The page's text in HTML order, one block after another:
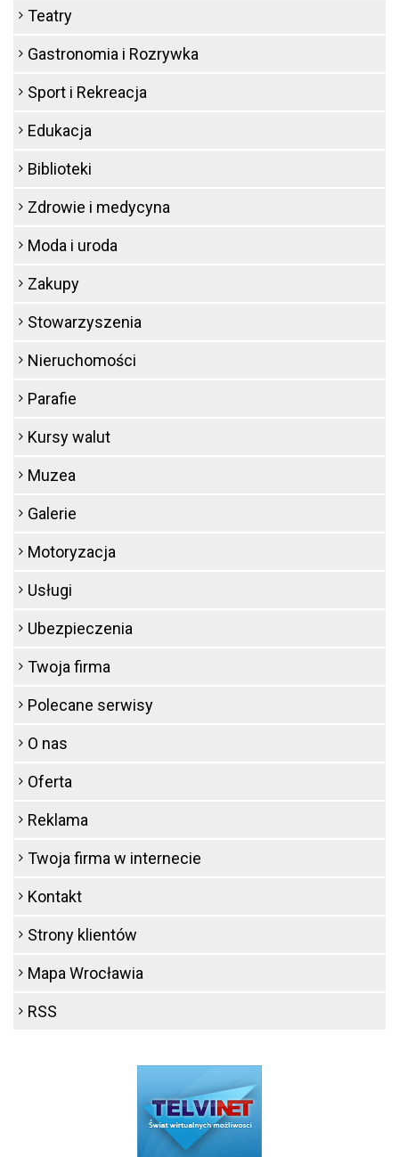
Teatry
Gastronomia i Rozrywka
Sport i Rekreacja
Edukacja
Biblioteki
Zdrowie i medycyna
Moda i uroda
Zakupy
Stowarzyszenia
Nieruchomości
Parafie
Kursy walut
Muzea
Galerie
Motoryzacja
Usługi
Ubezpieczenia
Twoja firma
Polecane serwisy
O nas
Oferta
Reklama
Twoja firma w internecie
Kontakt
Strony klientów
Mapa Wrocławia
RSS